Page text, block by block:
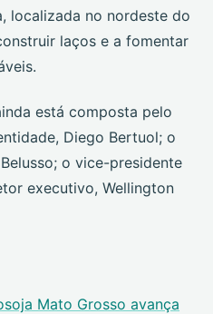
localizada no nordeste do
laços e a fomentar
está composta pelo
Diego Bertuol; o
o vice-presidente
executivo, Wellington
Mato Grosso avança